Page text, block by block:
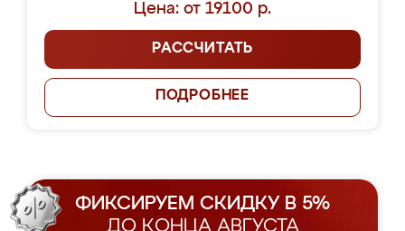
Цена: от 19100 р.
РАССЧИТАТЬ
ПОДРОБНЕЕ
ФИКСИРУЕМ СКИДКУ В 5%
ДО КОНЦА АВГУСТА